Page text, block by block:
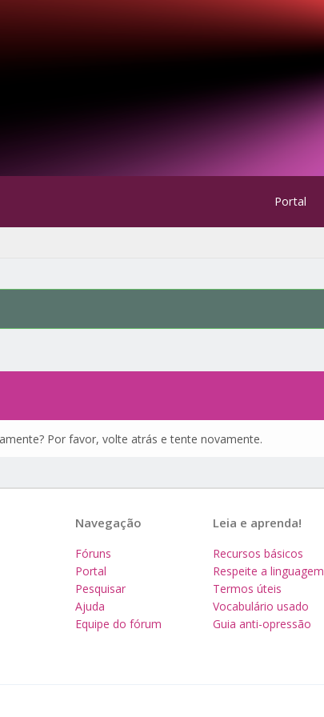
Portal
Por favor, volte atrás e tente novamente.
Leia e aprenda!
Recursos básicos
Respeite a linguagem
Termos úteis
Vocabulário usado
Guia anti-opressão
Navegação
Fóruns
Portal
Pesquisar
Ajuda
Equipe do fórum